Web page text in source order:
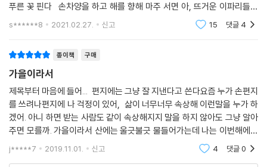
“뜨고 붓고 눋고 타고” 네 어절로 요약되는 “이고 살던” 삶의 굴곡들. 서로
의 그것을 아는 ‘면민회’이기에 서로의 잔을 넘치게 채워도 좋은 것이리라.
감’으로 이끄는 일이라는 것을 아는 시인이기 때문일 것이다, 이번 시집 곳
곳에서 눈물 흘리는 이를 마주하게 되는 것은. 그 시들이 유독 빛나는 것은.
슬퍼서,
온종일
구두 한 켤레도 완성하지 못하고
울기만 하는
푸른 꽃 핀다 손차양을 하고 해를 향해 마주 서면 아, 뜨거운 이파리들의
눈부신 개선 열흘 싸움에 지친 꽃들이 피 흘리며 떨어
s******8 2021.02.27. 신고 15 댓글 4
종이책 구매
가을이라서
제목부터 마음에 들어... 편지에는 그냥 잘 지낸다고 쓴다요즘 누가 손편지
를 쓰려나편지에 나 걱정이 있어, 삶이 너무너무 속상해 이런말을 누가 하
겠어. 아니 하면 받는 사람도 같이 속상해지지 말을 하지 않아도 그냥 알아
주면 모를까. 가을이라서 산에는 울긋불긋 물들어가는데 나는 이번해에도
특별나게 한것이 없어서 그냥 시집을 사봤는데너무너무 좋다.. 웃기도하
고 공감도하
j*****7 2019.11.01. 신고 4 댓글0